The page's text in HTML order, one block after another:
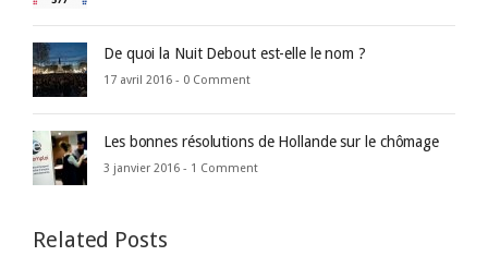
De quoi la Nuit Debout est-elle le nom ?
17 avril 2016 - 0 Comment
Les bonnes résolutions de Hollande sur le chômage
3 janvier 2016 - 1 Comment
Related Posts